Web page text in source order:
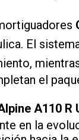
El
el
A110 R
en la